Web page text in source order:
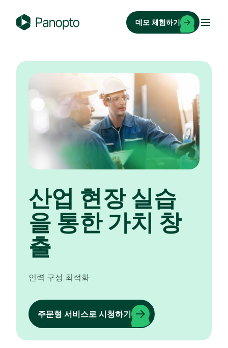
n
데모 체험하기
산업 현장 실습
을 통한 가치 창
출
인력 구성 최적화
주문형 서비스로 시청하기